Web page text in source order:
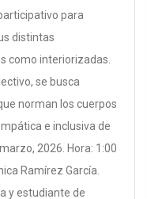
para
distintas
como interiorizadas.
se busca
norman los cuerpos
e inclusiva de
2026. Hora: 1:00
Ramírez García.
y estudiante de